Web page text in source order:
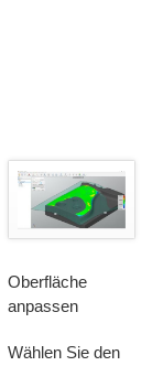
Oberfläche
anpassen
Wählen Sie den